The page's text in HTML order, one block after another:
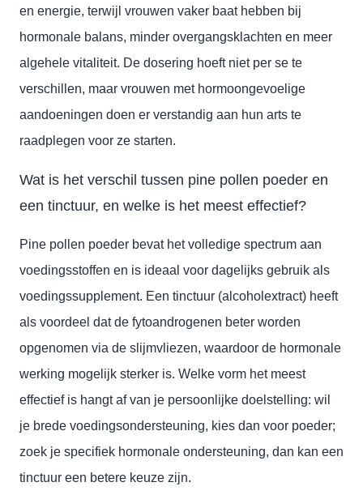
en energie, terwijl vrouwen vaker baat hebben bij
hormonale balans, minder overgangsklachten en meer
algehele vitaliteit. De dosering hoeft niet per se te
verschillen, maar vrouwen met hormoongevoelige
aandoeningen doen er verstandig aan hun arts te
raadplegen voor ze starten.
Wat is het verschil tussen pine pollen poeder en
een tinctuur, en welke is het meest effectief?
Pine pollen poeder bevat het volledige spectrum aan
voedingsstoffen en is ideaal voor dagelijks gebruik als
voedingssupplement. Een tinctuur (alcoholextract) heeft
als voordeel dat de fytoandrogenen beter worden
opgenomen via de slijmvliezen, waardoor de hormonale
werking mogelijk sterker is. Welke vorm het meest
effectief is hangt af van je persoonlijke doelstelling: wil
je brede voedingsondersteuning, kies dan voor poeder;
zoek je specifiek hormonale ondersteuning, dan kan een
tinctuur een betere keuze zijn.